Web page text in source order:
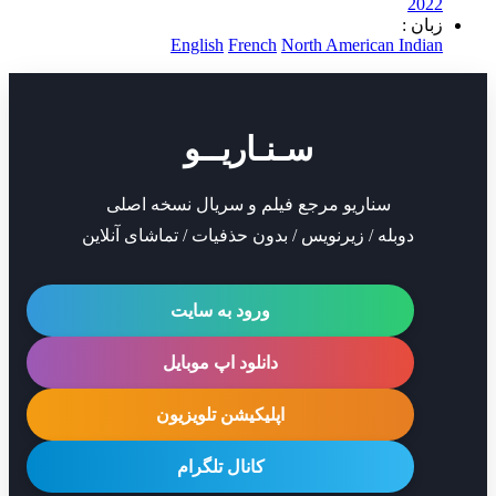
English French North American
سـنـاریــو
سناریو مرجع فیلم و سریال نسخه اصلی
دوبله / زیرنویس / بدون حذفیات / تماشای آنلاین
ورود به سایت
دانلود اپ موبایل
اپلیکیشن تلویزیون
کانال تلگرام